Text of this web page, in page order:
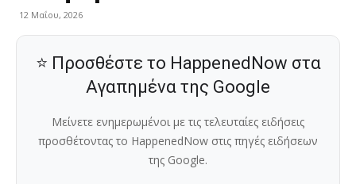
12 Μαΐου, 2026
⭐ Προσθέστε το HappenedNow στα
Αγαπημένα της Google
Μείνετε ενημερωμένοι με τις τελευταίες ειδήσεις
προσθέτοντας το HappenedNow στις πηγές ειδήσεων
της Google.